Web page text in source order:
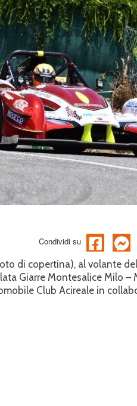
Condividi su
di copertina), al volante
Giarre Montesalice Milo –
Club Acireale in